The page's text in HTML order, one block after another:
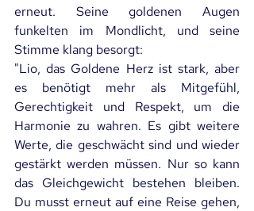
erneut. Seine goldenen Augen
funkelten im Mondlicht, und seine
Stimme klang besorgt:
"Lio, das Goldene Herz ist stark, aber
es benötigt mehr als Mitgefühl,
Gerechtigkeit und Respekt, um die
Harmonie zu wahren. Es gibt weitere
Werte, die geschwächt sind und wieder
gestärkt werden müssen. Nur so kann
das Gleichgewicht bestehen bleiben.
Du musst erneut auf eine Reise gehen,